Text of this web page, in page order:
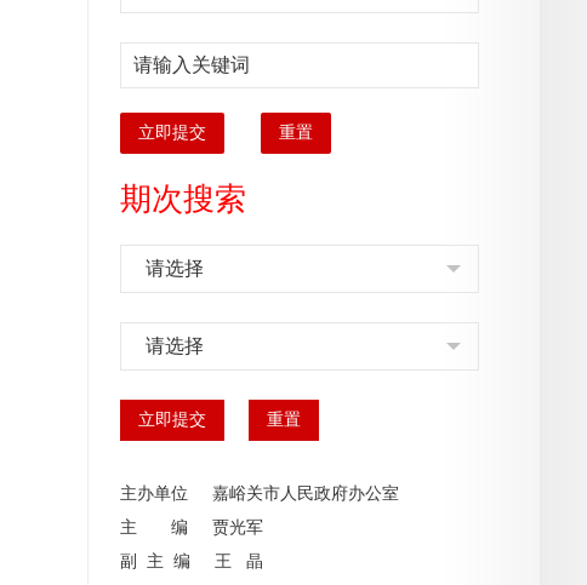
立即提交 重置
期次搜索
请选择
请选择
主办单位 嘉峪关市人民政府办公室
主 编 贾光军
副 主 编 王 晶